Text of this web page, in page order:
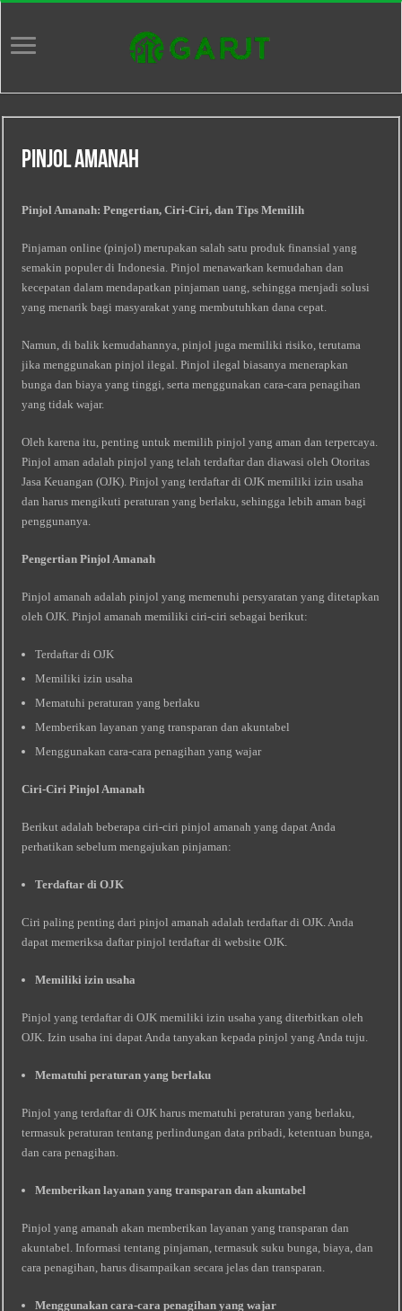
Pinjol Amanah
Pinjol Amanah: Pengertian, Ciri-Ciri, dan Tips Memilih
Pinjaman online (pinjol) merupakan salah satu produk finansial yang
semakin populer di Indonesia. Pinjol menawarkan kemudahan dan
kecepatan dalam mendapatkan pinjaman uang, sehingga menjadi solusi
yang menarik bagi masyarakat yang membutuhkan dana cepat.
Namun, di balik kemudahannya, pinjol juga memiliki risiko, terutama
jika menggunakan pinjol ilegal. Pinjol ilegal biasanya menerapkan
bunga dan biaya yang tinggi, serta menggunakan cara-cara penagihan
yang tidak wajar.
Oleh karena itu, penting untuk memilih pinjol yang aman dan terpercaya.
Pinjol aman adalah pinjol yang telah terdaftar dan diawasi oleh Otoritas
Jasa Keuangan (OJK). Pinjol yang terdaftar di OJK memiliki izin usaha
dan harus mengikuti peraturan yang berlaku, sehingga lebih aman bagi
penggunanya.
Pengertian Pinjol Amanah
Pinjol amanah adalah pinjol yang memenuhi persyaratan yang ditetapkan
oleh OJK. Pinjol amanah memiliki ciri-ciri sebagai berikut:
Terdaftar di OJK
Memiliki izin usaha
Mematuhi peraturan yang berlaku
Memberikan layanan yang transparan dan akuntabel
Menggunakan cara-cara penagihan yang wajar
Ciri-Ciri Pinjol Amanah
Berikut adalah beberapa ciri-ciri pinjol amanah yang dapat Anda
perhatikan sebelum mengajukan pinjaman:
Terdaftar di OJK
Ciri paling penting dari pinjol amanah adalah terdaftar di OJK. Anda
dapat memeriksa daftar pinjol terdaftar di website OJK.
Memiliki izin usaha
Pinjol yang terdaftar di OJK memiliki izin usaha yang diterbitkan oleh
OJK. Izin usaha ini dapat Anda tanyakan kepada pinjol yang Anda tuju.
Mematuhi peraturan yang berlaku
Pinjol yang terdaftar di OJK harus mematuhi peraturan yang berlaku,
termasuk peraturan tentang perlindungan data pribadi, ketentuan bunga,
dan cara penagihan.
Memberikan layanan yang transparan dan akuntabel
Pinjol yang amanah akan memberikan layanan yang transparan dan
akuntabel. Informasi tentang pinjaman, termasuk suku bunga, biaya, dan
cara penagihan, harus disampaikan secara jelas dan transparan.
Menggunakan cara-cara penagihan yang wajar